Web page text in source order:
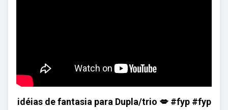
idéias de fantasia para Dupla/trio 💋 #fyp #fyp